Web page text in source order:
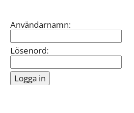
Inloggning
Användarnamn:
Lösenord:
informationen
bättre
dig?
Webbadress
sidan